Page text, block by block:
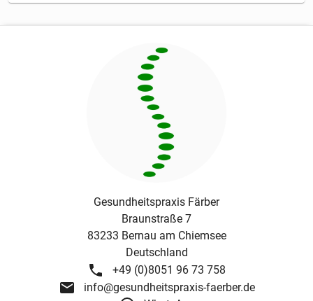
Gesundheitspraxis Färber
Braunstraße 7
83233 Bernau am Chiemsee
Deutschland
+49 (0)8051 96 73 758
info@gesundheitspraxis-faerber.de